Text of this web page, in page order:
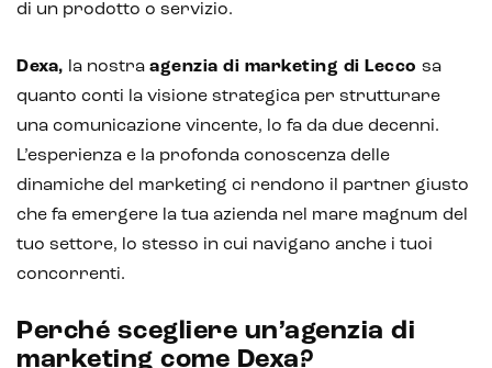
Blockchain
Intelligenza artificiale
Analisi predittiva
Chatbot e assistenti virtuali
Realtà Aumentata
Realtà Virtuale
di un prodotto o servizio.
Dexa, la nostraagenzia di marketing di Lecco sa
quanto conti la visione strategica per strutturare
una comunicazione vincente, lo fa da due decenni.
L’esperienza e la profonda conoscenza delle
dinamiche del marketing ci rendono il partner giusto
che fa emergere la tua azienda nel mare magnum del
tuo settore, lo stesso in cui navigano anche i tuoi
concorrenti.
Perché scegliere un’agenzia di
marketing come Dexa?